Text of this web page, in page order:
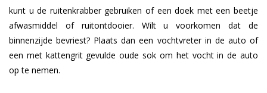
kunt u de ruitenkrabber gebruiken of een doek met een beetje
afwasmiddel of ruitontdooier. Wilt u voorkomen dat de
binnenzijde bevriest? Plaats dan een vochtvreter in de auto of
een met kattengrit gevulde oude sok om het vocht in de auto
op te nemen.